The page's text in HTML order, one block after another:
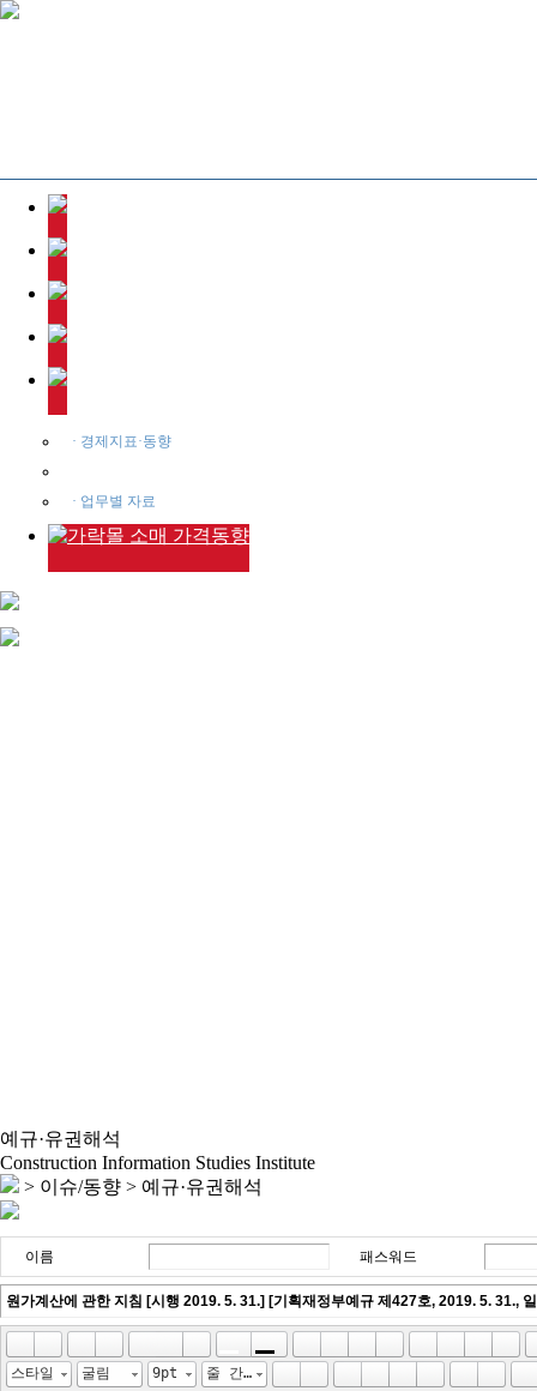
· 경제지표·동향
· 업무별 자료
예규·유권해석
Construction Information Studies Institute
> 이슈/동향 > 예규·유권해석
이름 패스워드
스타일 굴림 9pt 줄 간격